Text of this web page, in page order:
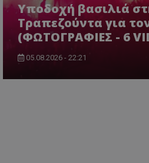
Υποδοχή βασιλιά
Τραπεζούντα για
(ΦΩΤΟΓΡΑΦΙΕΣ - 6
05.08.2026 - 22:21